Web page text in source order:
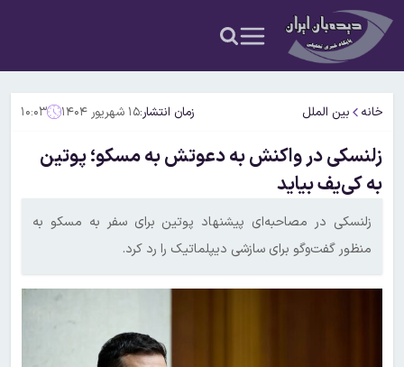
خانه بین الملل زمان انتشار:۱۵ شهریور ۱۴۰۴ ۱۰:۰۳
زلنسکی در واکنش به دعوتش به مسکو؛ پوتین
به کی‌یف بیاید
زلنسکی در مصاحبه‌ای پیشنهاد پوتین برای سفر به مسکو به
منظور گفت‌وگو برای سازشی دیپلماتیک را رد کرد.